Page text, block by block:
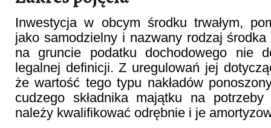
Inwestycja w obcym środku trwałym,
jako samodzielny i nazwany rodzaj środka
na gruncie podatku dochodowego nie
legalnej definicji. Z uregulowań jej
że wartość tego typu nakładów
cudzego składnika majątku na potrzeby
należy kwalifikować odrębnie i je